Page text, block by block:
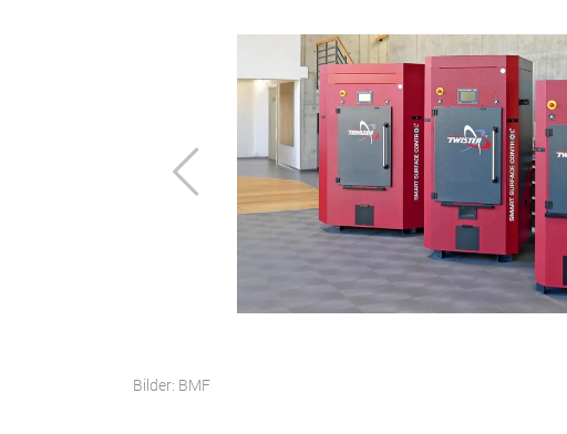
Zurück
Bilder: BMF